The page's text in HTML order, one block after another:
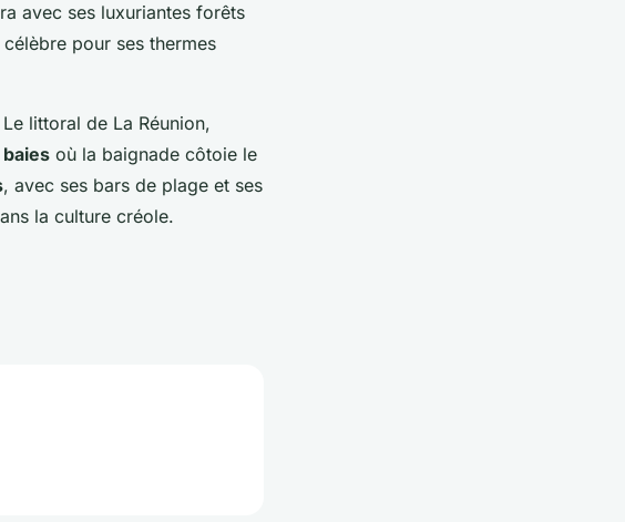
avec ses luxuriantes forêts
célèbre pour ses thermes
littoral de La Réunion,
baies où la baignade côtoie le
, avec ses bars de plage et ses
la culture créole.